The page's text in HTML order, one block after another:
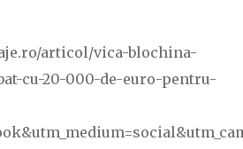
articol/vica-blochina-
cu-20-000-de-euro-pentru-